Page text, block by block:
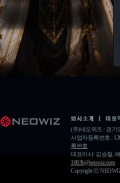
(주)네오위즈 : 경기
사업자등록번호 :
록번호
대표이사: 김승철, 배
1003b@neowiz.com
Copyright ⓒ